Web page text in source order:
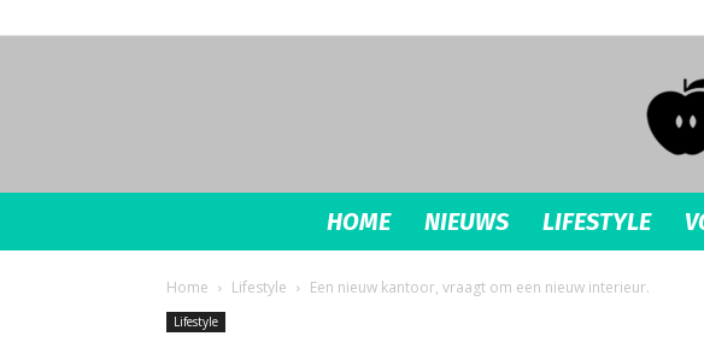
HOME NIEUWS LIFESTYLE
Home Lifestyle Een nieuw kantoor, vraagt om een nieuw interieur.
Lifestyle